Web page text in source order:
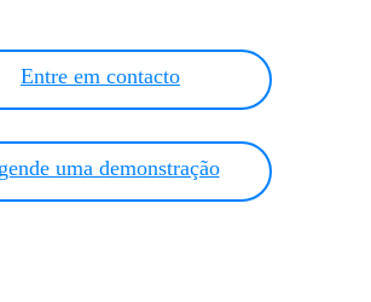
Entre em contacto
uma demonstração